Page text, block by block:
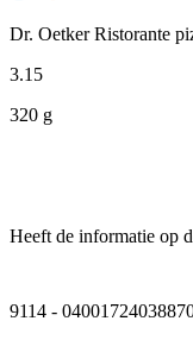
Dr. Oetker Ristorante
3.15
320 g
Heeft de informatie op
9114 -